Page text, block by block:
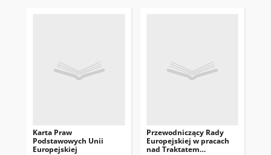
Karta Praw
Podstawowych Unii
Europejskiej
Przewodniczący Rady
Europejskiej w pracach
nad Traktatem